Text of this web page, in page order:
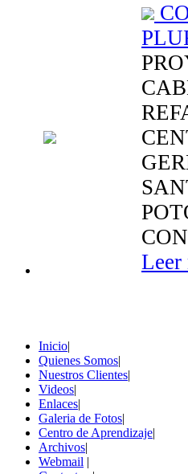
Leer
Inicio|
Quienes Somos|
Nuestros Clientes|
Videos|
Enlaces|
Galeria de Fotos|
Centro de Aprendizaje|
Archivos|
Webmail |